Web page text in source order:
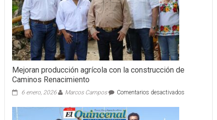
para
brindar
seguridad
alimentaria
Mejoran producción agrícola con la construcción de
Caminos Renacimiento
6 enero, 2026 Marcos Campos Comentarios desactivadosen